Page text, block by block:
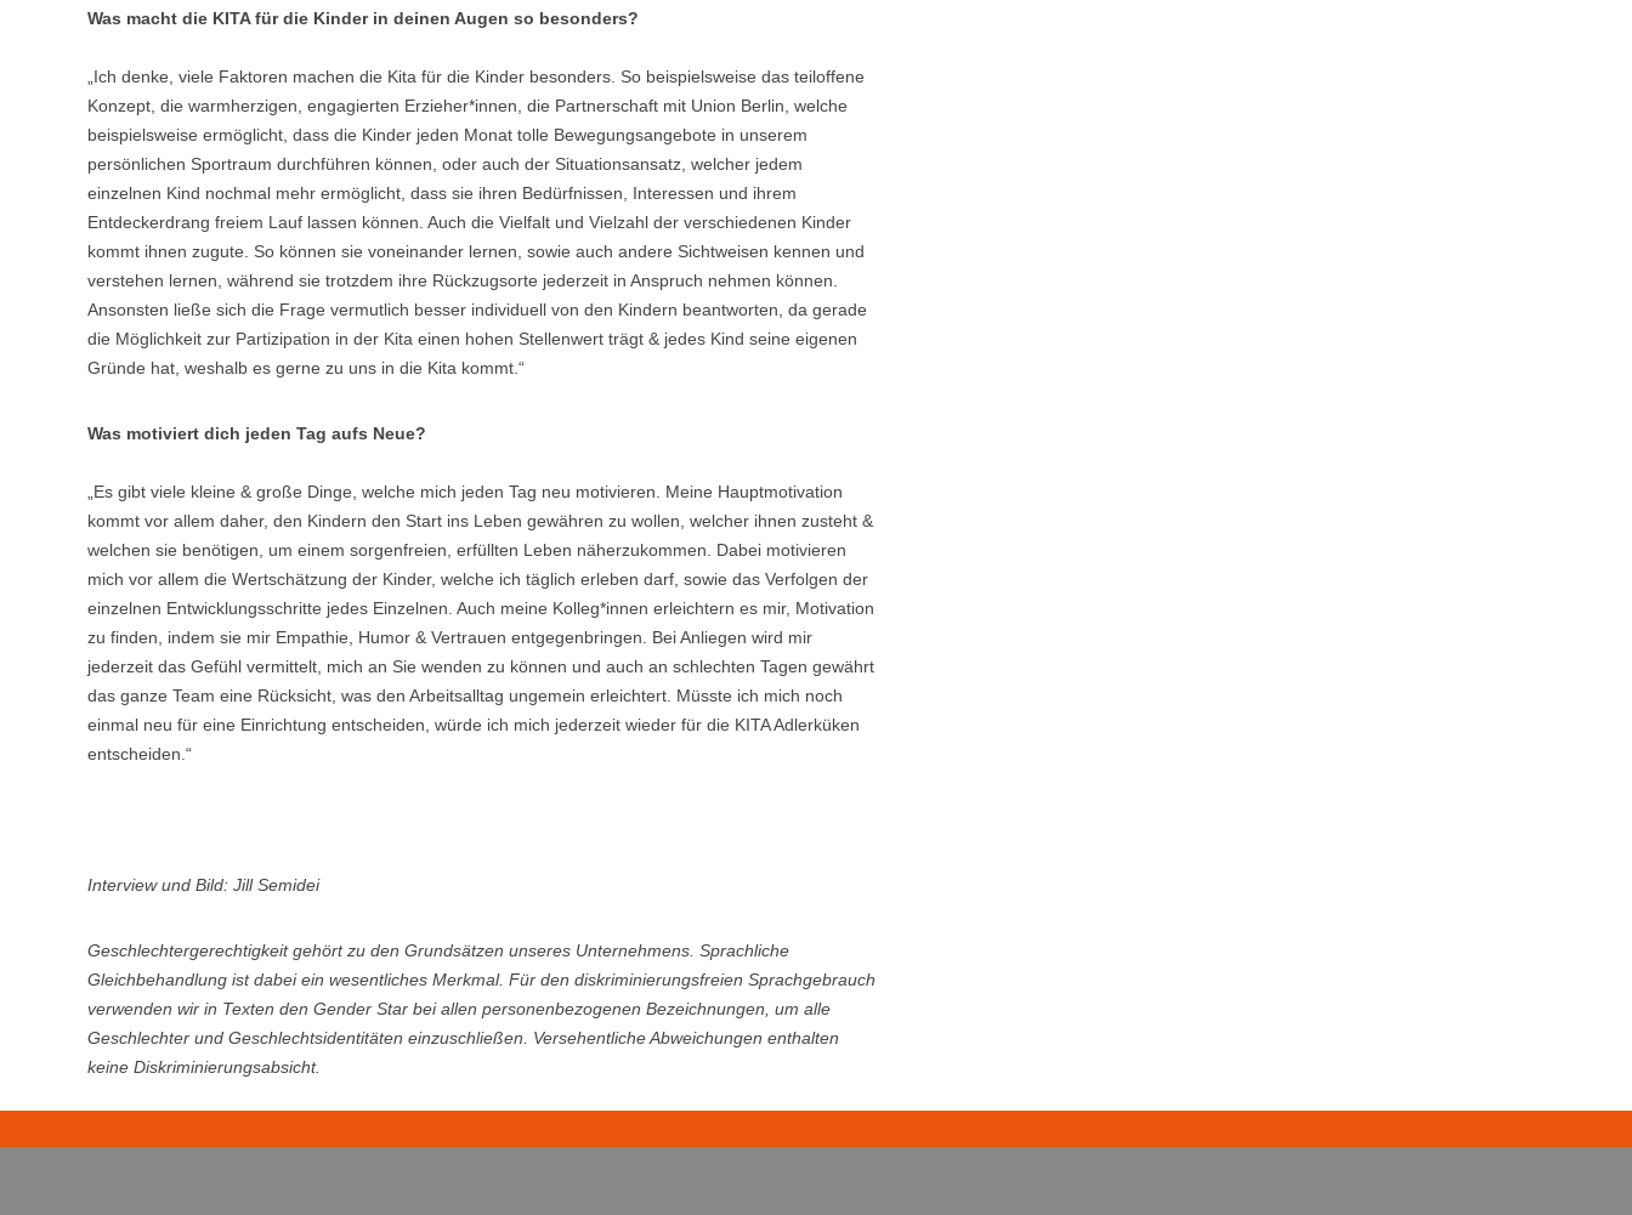
Was macht die KITA für die Kinder in deinen Augen so besonders?
„Ich denke, viele Faktoren machen die Kita für die Kinder besonders. So beispielsweise das teiloffene
Konzept, die warmherzigen, engagierten Erzieher*innen, die Partnerschaft mit Union Berlin, welche
beispielsweise ermöglicht, dass die Kinder jeden Monat tolle Bewegungsangebote in unserem
persönlichen Sportraum durchführen können, oder auch der Situationsansatz, welcher jedem
einzelnen Kind nochmal mehr ermöglicht, dass sie ihren Bedürfnissen, Interessen und ihrem
Entdeckerdrang freiem Lauf lassen können. Auch die Vielfalt und Vielzahl der verschiedenen Kinder
kommt ihnen zugute. So können sie voneinander lernen, sowie auch andere Sichtweisen kennen und
verstehen lernen, während sie trotzdem ihre Rückzugsorte jederzeit in Anspruch nehmen können.
Ansonsten ließe sich die Frage vermutlich besser individuell von den Kindern beantworten, da gerade
die Möglichkeit zur Partizipation in der Kita einen hohen Stellenwert trägt & jedes Kind seine eigenen
Gründe hat, weshalb es gerne zu uns in die Kita kommt.“
Was motiviert dich jeden Tag aufs Neue?
„Es gibt viele kleine & große Dinge, welche mich jeden Tag neu motivieren. Meine Hauptmotivation
kommt vor allem daher, den Kindern den Start ins Leben gewähren zu wollen, welcher ihnen zusteht &
welchen sie benötigen, um einem sorgenfreien, erfüllten Leben näherzukommen. Dabei motivieren
mich vor allem die Wertschätzung der Kinder, welche ich täglich erleben darf, sowie das Verfolgen der
einzelnen Entwicklungsschritte jedes Einzelnen. Auch meine Kolleg*innen erleichtern es mir, Motivation
zu finden, indem sie mir Empathie, Humor & Vertrauen entgegenbringen. Bei Anliegen wird mir
jederzeit das Gefühl vermittelt, mich an Sie wenden zu können und auch an schlechten Tagen gewährt
das ganze Team eine Rücksicht, was den Arbeitsalltag ungemein erleichtert. Müsste ich mich noch
einmal neu für eine Einrichtung entscheiden, würde ich mich jederzeit wieder für die KITA Adlerküken
entscheiden.“
Interview und Bild: Jill Semidei
Geschlechtergerechtigkeit gehört zu den Grundsätzen unseres Unternehmens. Sprachliche
Gleichbehandlung ist dabei ein wesentliches Merkmal. Für den diskriminierungsfreien Sprachgebrauch
verwenden wir in Texten den Gender Star bei allen personenbezogenen Bezeichnungen, um alle
Geschlechter und Geschlechtsidentitäten einzuschließen. Versehentliche Abweichungen enthalten
keine Diskriminierungsabsicht.